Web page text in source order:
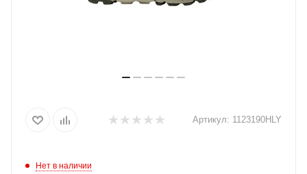
Артикул: 1123190HLY
Нет в наличии